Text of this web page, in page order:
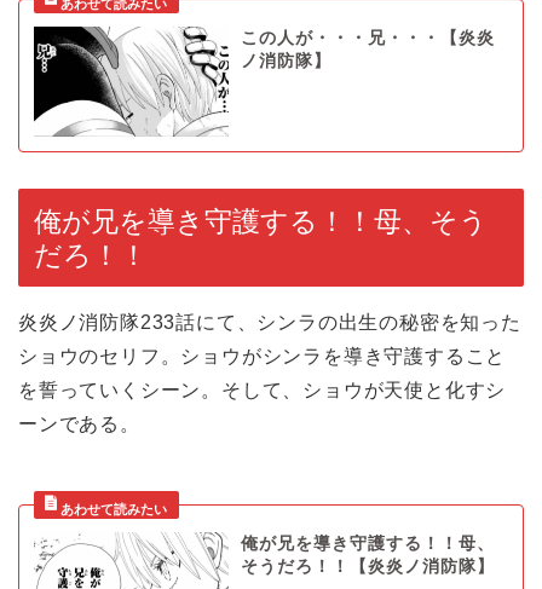
この人が・・・兄・・・【炎炎
ノ消防隊】
俺が兄を導き守護する！！母、そう
だろ！！
炎炎ノ消防隊233話にて、シンラの出生の秘密を知った
ショウのセリフ。ショウがシンラを導き守護すること
を誓っていくシーン。そして、ショウが天使と化すシ
ーンである。
俺が兄を導き守護する！！母、
そうだろ！！【炎炎ノ消防隊】